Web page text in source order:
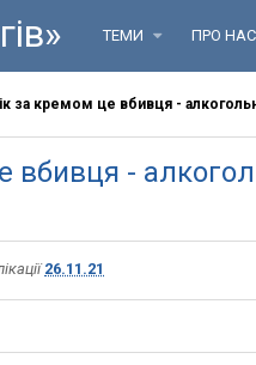
ТЕМИ ПРО НАС
за кремом це вбивця -
вбивця -
26.11.21